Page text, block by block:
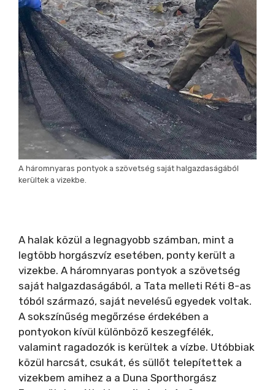
A háromnyaras pontyok a szövetség saját halgazdaságából
kerültek a vizekbe.
A halak közül a legnagyobb számban, mint a
legtöbb horgászvíz esetében, ponty került a
vizekbe. A háromnyaras pontyok a szövetség
saját halgazdaságából, a Tata melleti Réti 8-as
tóból származó, saját nevelésű egyedek voltak.
A sokszínűség megőrzése érdekében a
pontyokon kívül különböző keszegfélék,
valamint ragadozók is kerültek a vízbe. Utóbbiak
közül harcsát, csukát, és süllőt telepítettek a
vizekbem amihez a a Duna Sporthorgász